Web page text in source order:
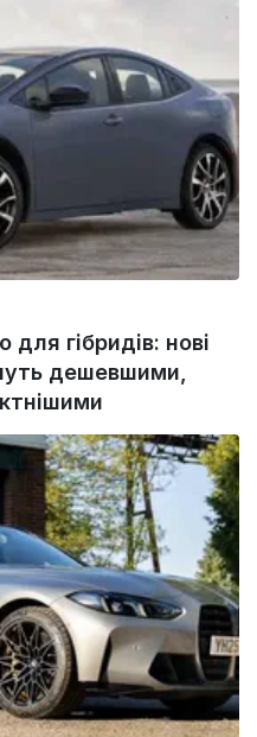
гібридів: нові
дешевшими,